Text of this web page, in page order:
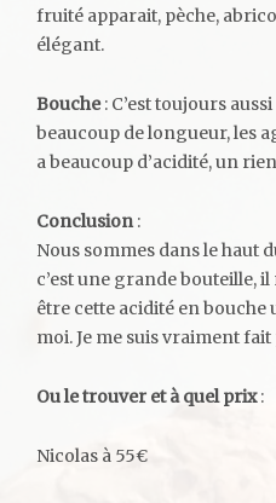
fruité apparait, pèche,
élégant.
Bouche: C’est toujours
beaucoup de longueur, les
a beaucoup d’acidité, un
Conclusion:
Nous sommes dans le haut
c’est une grande bouteille,
être cette acidité en
moi. Je me suis vraiment fait
Ou le trouver et à quel prix:
Nicolas à 55€